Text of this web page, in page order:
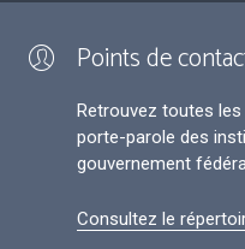
Points de
Retrouvez toutes
porte-parole des
gouvernement
Consultez le